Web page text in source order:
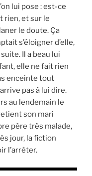
lui pose : est-ce
rien, et sur le
le doute. Ça
s’éloigner d’elle,
Il a beau lui
elle ne fait rien
enceinte tout
pas à lui dire.
au lendemain le
son mari
père très malade,
jour, la fiction
l’arrêter.